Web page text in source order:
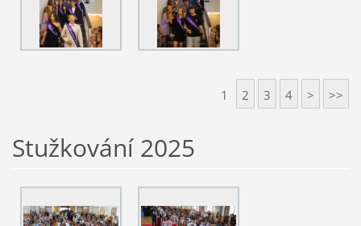
1 2 3 4 > >>
Stužkování 2025